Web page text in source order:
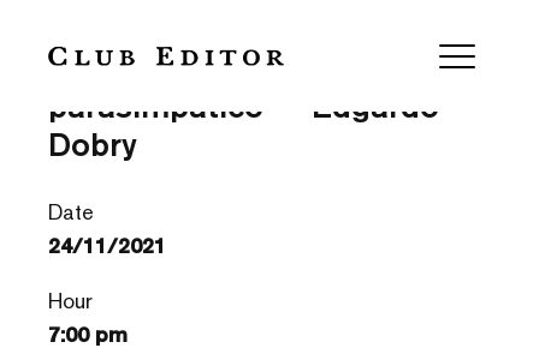
Presentació “El
parasimpático” – Edgardo
Dobry
Date
24/11/2021
Hour
7:00 pm